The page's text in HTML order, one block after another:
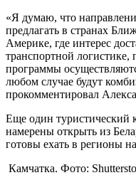
«Я думаю, что
предлагать в странах
Америке, где интерес
транспортной
программы
любом случае будут
прокомментировал
Еще один туристический
намерены открыть из
готовы ехать в регионы
Камчатка. Фото: